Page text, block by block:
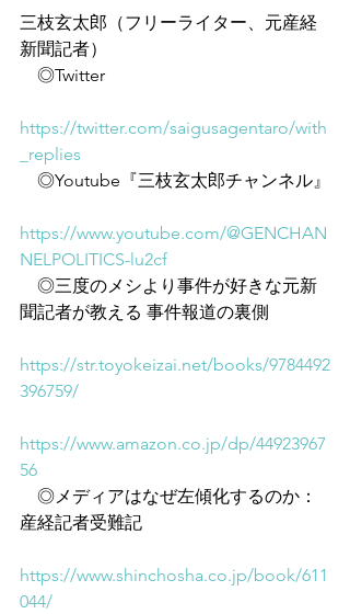
三枝玄太郎（フリーライター、元産経
新聞記者）
◎Twitter
https://twitter.com/saigusagentaro/with
_replies
◎Youtube『三枝玄太郎チャンネル』
https://www.youtube.com/@GENCHAN
NELPOLITICS-lu2cf
◎三度のメシより事件が好きな元新
聞記者が教える 事件報道の裏側
https://str.toyokeizai.net/books/9784492
396759/
https://www.amazon.co.jp/dp/44923967
56
◎メディアはなぜ左傾化するのか：
産経記者受難記
https://www.shinchosha.co.jp/book/611
044/